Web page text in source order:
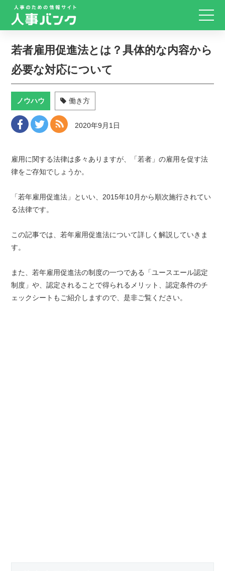
若者雇用促進法とは？具体的な内容から
必要な対応について
ノウハウ 働き方
2020年9月1日
雇用に関する法律は多々ありますが、「若者」の雇用を促す法
律をご存知でしょうか。
「若年雇用促進法」といい、2015年10月から順次施行されてい
る法律です。
この記事では、若年雇用促進法について詳しく解説していきま
す。
また、若年雇用促進法の制度の一つである「ユースエール認定
制度」や、認定されることで得られるメリット、認定条件のチ
ェックシートもご紹介しますので、是非ご覧ください。